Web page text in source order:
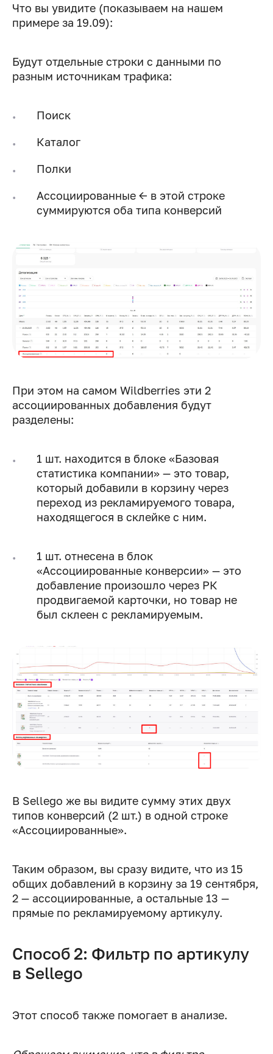
Что вы увидите (показываем на нашем
примере за 19.09):
Будут отдельные строки с данными по
разным источникам трафика:
Поиск
Каталог
Полки
Ассоциированные ← в этой строке
суммируются оба типа конверсий
При этом на самом Wildberries эти 2
ассоциированных добавления будут
разделены:
1 шт. находится в блоке «Базовая
статистика компании» — это товар,
который добавили в корзину через
переход из рекламируемого товара,
находящегося в склейке с ним.
1 шт. отнесена в блок
«Ассоциированные конверсии» — это
добавление произошло через РК
продвигаемой карточки, но товар не
был склеен с рекламируемым.
В Sellego же вы видите сумму этих двух
типов конверсий (2 шт.) в одной строке
«Ассоциированные».
Таким образом, вы сразу видите, что из 15
общих добавлений в корзину за 19 сентября,
2 — ассоциированные, а остальные 13 —
прямые по рекламируемому артикулу.
Способ 2: Фильтр по артикулу
в Sellego
Этот способ также помогает в анализе.